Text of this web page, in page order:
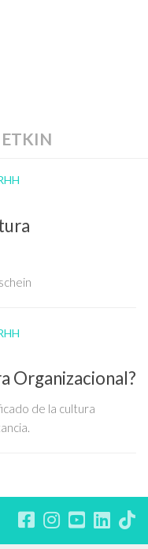
ETKIN
Organizacional?
de la cultura